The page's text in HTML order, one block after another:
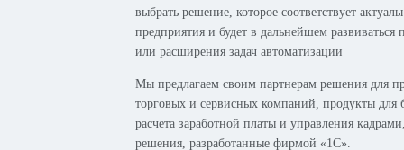
выбрать решение, которое соответствует
предприятия и будет в дальнейшем развиваться
или расширения задач автоматизации
Мы предлагаем своим партнерам решения для
торговых и сервисных компаний, продукты для
расчета заработной платы и управления
решения, разработанные фирмой «1С».